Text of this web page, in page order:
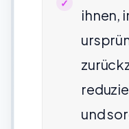
ihnen,
und